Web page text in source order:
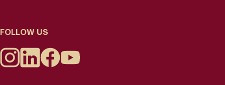
FOLLOW US